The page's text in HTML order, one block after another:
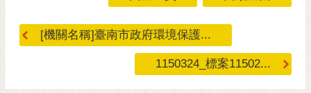
偉
哲
[機關名稱]臺南市政府環境保護...
1150324_標案11502...